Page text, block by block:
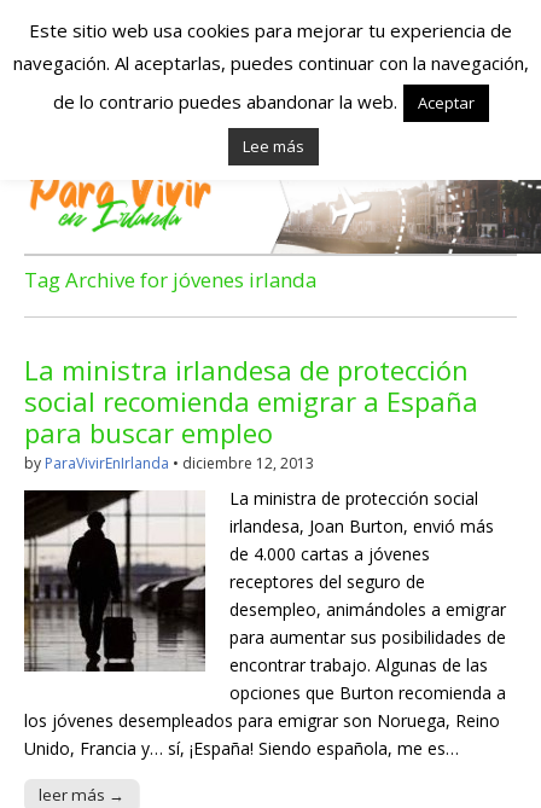
Españoles en
Irlanda – Vivir en
Irlanda – Trabajo
en Irlanda –
Alojamiento en
Irlanda
Blog dedicado a los que viven, estudian y trabajan en
Irlanda!
Tag Archive for jóvenes irlanda
La ministra irlandesa de protección
social recomienda emigrar a España
para buscar empleo
by ParaVivirEnIrlanda • diciembre 12, 2013
La ministra de protección social
irlandesa, Joan Burton, envió más
de 4.000 cartas a jóvenes
receptores del seguro de
desempleo, animándoles a emigrar
para aumentar sus posibilidades de
encontrar trabajo. Algunas de las
opciones que Burton recomienda a
los jóvenes desempleados para emigrar son Noruega, Reino
Unido, Francia y… sí, ¡España! Siendo española, me es…
leer más →
Este sitio web usa cookies para mejorar tu experiencia de
navegación. Al aceptarlas, puedes continuar con la navegación,
de lo contrario puedes abandonar la web.
Aceptar
Lee más